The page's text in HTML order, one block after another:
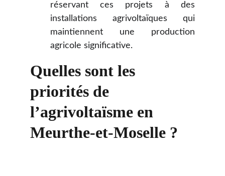
Quelles sont les
priorités de
l’agrivoltaïsme en
Meurthe-et-Moselle ?
réservant ces projets à des
installations agrivoltaïques qui
maintiennent une production
agricole significative.